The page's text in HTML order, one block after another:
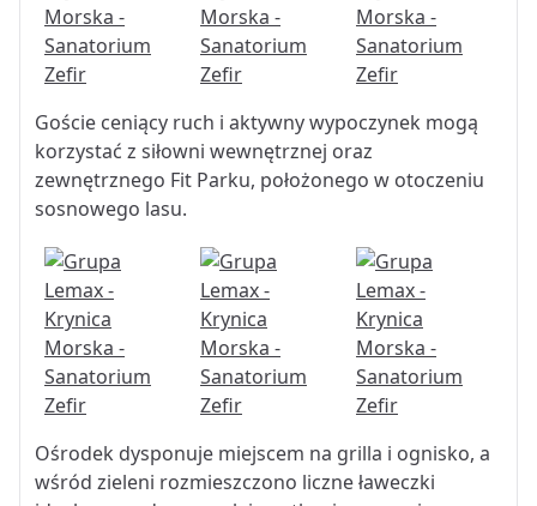
Goście ceniący ruch i aktywny wypoczynek mogą
korzystać z siłowni wewnętrznej oraz
zewnętrznego Fit Parku, położonego w otoczeniu
sosnowego lasu.
Ośrodek dysponuje miejscem na grilla i ognisko, a
wśród zieleni rozmieszczono liczne ławeczki